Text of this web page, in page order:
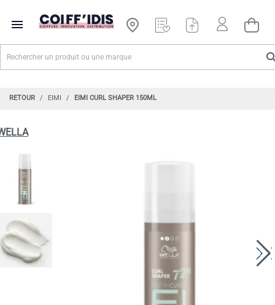

RETOUR EIMI EIMI CURL SHAPER 150ML